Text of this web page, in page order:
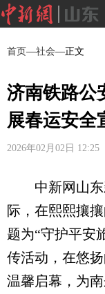
首页—社会—正文
济南铁路公
展春运安全
2026年02月02日
中新网山东
际，在熙熙攘
题为“守护平安
传活动，在悠
温馨启幕，为